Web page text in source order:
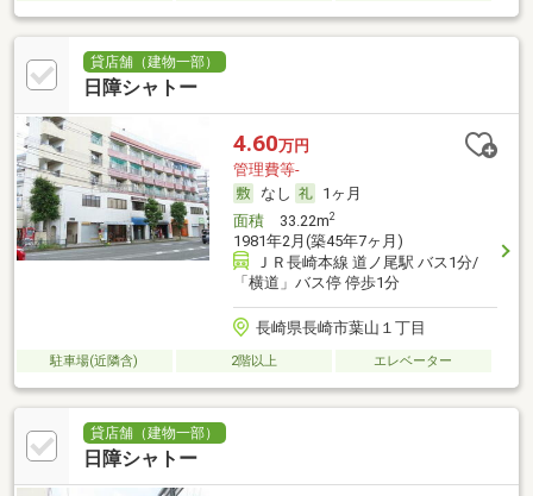
貸店舗（建物一部）
日障シャトー
4.60万円
管理費等-
なし
1ヶ月
面積33.22m2
1981年2月(築45年7ヶ月)
ＪＲ長崎本線 道ノ尾駅 バス1分/
「横道」バス停 停歩1分
長崎県長崎市葉山１丁目
駐車場(近隣含) 2階以上 エレベーター
貸店舗（建物一部）
日障シャトー